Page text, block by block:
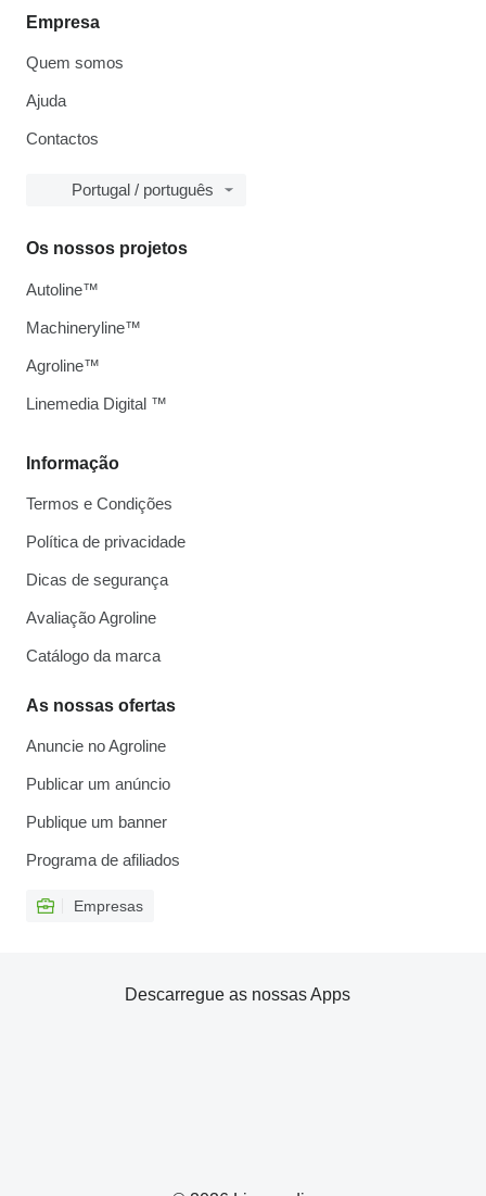
Empresa
Quem somos
Ajuda
Contactos
Portugal / português
Informação
Termos e Condições
Política de privacidade
Dicas de segurança
Avaliação Agroline
Catálogo da marca
As nossas ofertas
Anuncie no Agroline
Publicar um anúncio
Publique um banner
Programa de afiliados
Empresas
Os nossos projetos
Autoline™
Machineryline™
Agroline™
Linemedia Digital ™
Descarregue as nossas Apps